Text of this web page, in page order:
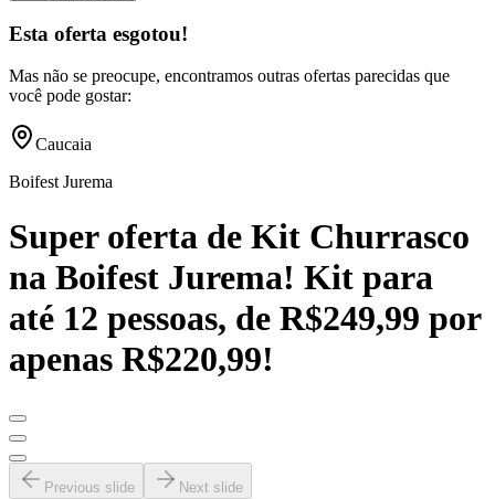
Esta oferta esgotou!
Mas não se preocupe, encontramos outras ofertas parecidas que
você pode gostar:
Caucaia
Boifest Jurema
Super oferta de Kit Churrasco
na Boifest Jurema! Kit para
até 12 pessoas, de R$249,99 por
apenas R$220,99!
Previous slide Next slide